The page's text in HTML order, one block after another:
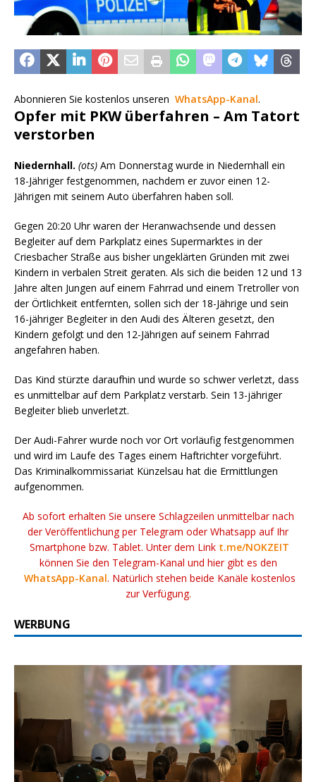
Abonnieren Sie kostenlos unseren WhatsApp-Kanal.
Opfer mit PKW überfahren – Am Tatort
verstorben
Niedernhall. (ots) Am Donnerstag wurde in Niedernhall ein
18-Jähriger festgenommen, nachdem er zuvor einen 12-
Jährigen mit seinem Auto überfahren haben soll.
Gegen 20:20 Uhr waren der Heranwachsende und dessen
Begleiter auf dem Parkplatz eines Supermarktes in der
Criesbacher Straße aus bisher ungeklärten Gründen mit zwei
Kindern in verbalen Streit geraten. Als sich die beiden 12 und 13
Jahre alten Jungen auf einem Fahrrad und einem Tretroller von
der Örtlichkeit entfernten, sollen sich der 18-Jährige und sein
16-jähriger Begleiter in den Audi des Älteren gesetzt, den
Kindern gefolgt und den 12-Jährigen auf seinem Fahrrad
angefahren haben.
Das Kind stürzte daraufhin und wurde so schwer verletzt, dass
es unmittelbar auf dem Parkplatz verstarb. Sein 13-jähriger
Begleiter blieb unverletzt.
Der Audi-Fahrer wurde noch vor Ort vorläufig festgenommen
und wird im Laufe des Tages einem Haftrichter vorgeführt.
Das Kriminalkommissariat Künzelsau hat die Ermittlungen
aufgenommen.
Ab sofort erhalten Sie unsere Schlagzeilen unmittelbar nach
der Veröffentlichung per Telegram oder Whatsapp auf Ihr
Smartphone bzw. Tablet. Unter dem Link t.me/NOKZEIT
können Sie den Telegram-Kanal und hier gibt es den
WhatsApp-Kanal. Natürlich stehen beide Kanäle kostenlos
zur Verfügung.
WERBUNG